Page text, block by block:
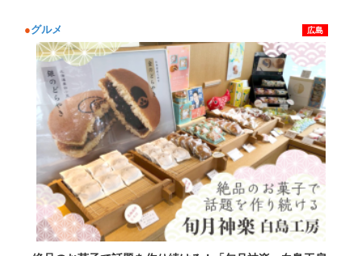
●グルメ 広島